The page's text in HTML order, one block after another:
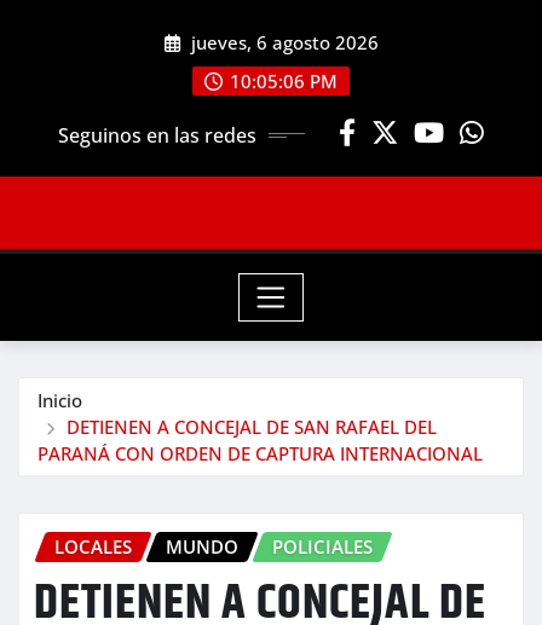
jueves, 6 agosto 2026
10:05:08 PM
Seguinos en las redes
Inicio
DETIENEN A CONCEJAL DE SAN RAFAEL DEL
PARANÁ CON ORDEN DE CAPTURA INTERNACIONAL
LOCALES MUNDO POLICIALES
DETIENEN A CONCEJAL DE